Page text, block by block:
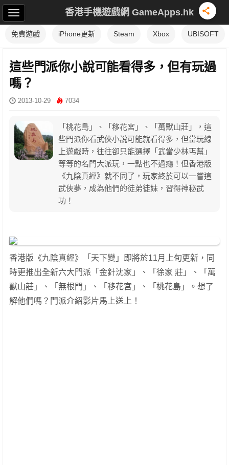
香港手機遊戲網 GameApps.hk
免費遊戲 iPhone更新 Steam Xbox UBISOFT
這些門派你小說可能看得多，但有玩過
嗎？
2013-10-29 7034
「桃花島」、「移花宮」、「萬獸山莊」，這
些門派你看武俠小說可能就看得多，但當玩線
上遊戲時，往往卻只能選擇「武當少林丐幫」
等等的名門大派玩，一點也不過癮！但香港版
《九陰真經》就不同了，玩家終於可以一嘗這
武俠夢，成為他們的徒弟徒妹，習得神秘武
功！
香港版《九陰真經》「天下變」即將於11月上旬更新，同
時更推出全新六大門派「金針沈家」、「徐家 莊」、「萬
獸山莊」、「無根門」、「移花宮」、「桃花島」。想了
解他們嗎？門派介紹影片馬上送上！